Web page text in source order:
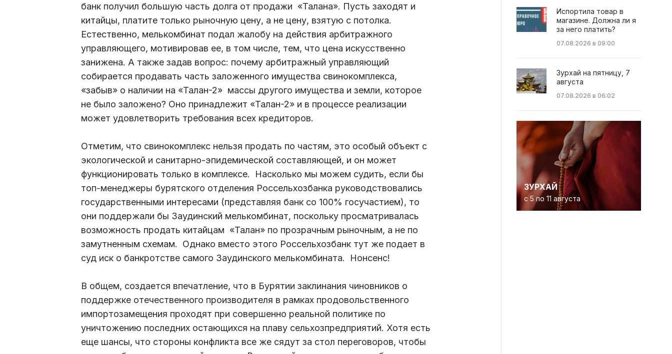
банк получил большую часть долга от продажи «Талана». Пусть заходят и
китайцы, платите только рыночную цену, а не цену, взятую с потолка.
Естественно, мелькомбинат подал жалобу на действия арбитражного
управляющего, мотивировав ее, в том числе, тем, что цена искусственно
занижена. А также задав вопрос: почему арбитражный управляющий
собирается продавать часть заложенного имущества свинокомплекса,
«забыв» о наличии на «Талан-2» массы другого имущества и земли, которое
не было заложено? Оно принадлежит «Талан-2» и в процессе реализации
может удовлетворить требования всех кредиторов.
Отметим, что свинокомплекс нельзя продать по частям, это особый объект с
экологической и санитарно-эпидемической составляющей, и он может
функционировать только в комплексе. Насколько мы можем судить, если бы
топ-менеджеры бурятского отделения Россельхозбанка руководствовались
государственными интересами (представляя банк со 100% госучастием), то
они поддержали бы Заудинский мелькомбинат, поскольку просматривалась
возможность продать китайцам «Талан» по прозрачным рыночным, а не по
замутненным схемам. Однако вместо этого Россельхозбанк тут же подает в
суд иск о банкротстве самого Заудинского мелькомбината. Нонсенс!
В общем, создается впечатление, что в Бурятии заклинания чиновников о
поддержке отечественного производителя в рамках продовольственного
импортозамещения проходят при совершенно реальной политике по
уничтожению последних остающихся на плаву сельхозпредприятий. Хотя есть
еще шансы, что стороны конфликта все же сядут за стол переговоров, чтобы
Испортила товар в
магазине. Должна ли я
за него платить?
07.08.2026 в 09:00
Зурхай на пятницу, 7
августа
07.08.2026 в 06:02
ЗУРХАЙ
с 5 по 11 августа